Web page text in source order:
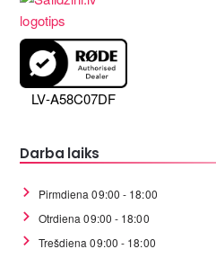
LV-A58C07DF
Darba laiks
Pirmdiena 09:00 - 18:00
Otrdiena 09:00 - 18:00
Trešdiena 09:00 - 18:00